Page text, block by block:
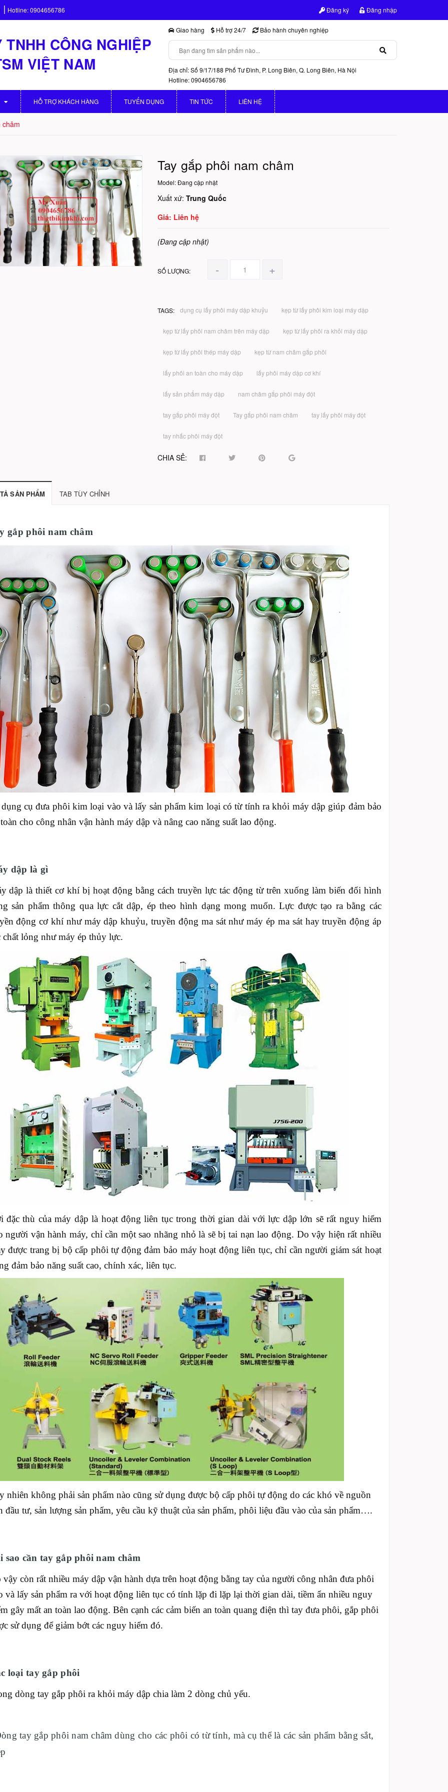
Hotline:0904656786 Đăng ký Đăng nhập
TNHH CÔNG NGHIỆP
VIỆT NAM
Giao hàng Hỗ trợ 24/7 Bảo hành chuyên nghiệp
Địa chỉ: Số 9/17/188 Phố Tư Đình, P. Long Biên, Q. Long Biên, Hà Nội
Hotline: 0904656786
HỖ TRỢ KHÁCH HÀNG TUYỂN DỤNG TIN TỨC LIÊN HỆ
châm
Tay gắp phôi nam châm
Model:Đang cập nhật
Xuất xứ: Trung Quốc
Giá: Liên hệ
(Đang cập nhật)
SỐ LƯỢNG: - +
TAGS: dụng cụ lấy phôi máy dập khuỷu kẹp từ lấy phôi kim loại máy dập
kẹp từ lấy phôi nam châm trên máy dập kẹp từ lấy phôi ra khỏi máy dập
kẹp từ lấy phôi thép máy dập kẹp từ nam châm gắp phôi
lấy phôi an toàn cho máy dập lấy phôi máy dập cơ khí
lấy sản phẩm máy dập nam châm gắp phôi máy đột
tay gắp phôi máy đột Tay gắp phôi nam châm tay lấy phôi máy đột
tay nhấc phôi máy đột
CHIA SẺ:
SẢN PHẨM TAB TÙY CHỈNH
gắp phôi nam châm
cụ đưa phôi kim loại vào và lấy sản phẩm kim loại có từ tính ra khỏi máy dập giúp đảm bảo
cho công nhân vận hành máy dập và nâng cao năng suất lao động.
dập là gì
dập là thiết cơ khí bị hoạt động bằng cách truyền lực tác động từ trên xuống làm biến đổi hình
sản phẩm thông qua lực cắt dập, ép theo hình dạng mong muốn. Lực được tạo ra bằng các
động cơ khí như máy dập khuỷu, truyền động ma sát như máy ép ma sát hay truyền động áp
chất lỏng như máy ép thủy lực.
đặc thù của máy dập là hoạt động liên tục trong thời gian dài với lực dập lớn sẽ rất nguy hiểm
người vận hành máy, chỉ cần một sao nhãng nhỏ là sẽ bị tai nạn lao động. Do vậy hiện rất nhiều
được trang bị bộ cấp phôi tự động đảm bảo máy hoạt động liên tục, chỉ cần người giám sát hoạt
đảm bảo năng suất cao, chính xác, liên tục.
nhiên không phải sản phẩm nào cũng sử dụng được bộ cấp phôi tự động do các khó về nguồn
đầu tư, sản lượng sản phẩm, yêu cầu kỹ thuật của sản phẩm, phôi liệu đầu vào của sản phẩm….
sao cần tay gắp phôi nam châm
vậy còn rất nhiều máy dập vận hành dựa trên hoạt động bằng tay của người công nhân đưa phôi
và lấy sản phẩm ra với hoạt động liên tục có tính lặp đi lặp lại thời gian dài, tiềm ẩn nhiều nguy
gây mất an toàn lao động. Bên cạnh các cảm biến an toàn quang điện thì tay đưa phôi, gắp phôi
sử dụng để giảm bớt các nguy hiểm đó.
loại tay gắp phôi
dòng tay gắp phôi ra khỏi máy dập chia làm 2 dòng chủ yếu.
tay gắp phôi nam châm dùng cho các phôi có từ tính, mà cụ thể là các sản phẩm bằng sắt,